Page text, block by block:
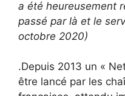
a été heureusement
passé par là et le
octobre 2020)
.Depuis 2013 un «
être lancé par les